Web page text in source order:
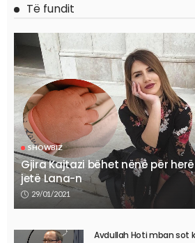
Të fundit
SHOWBIZ
Gjira Kajtazi bëhet nënë për
jetë Lana-n
29/01/2021
Avdullah Hoti mban sot